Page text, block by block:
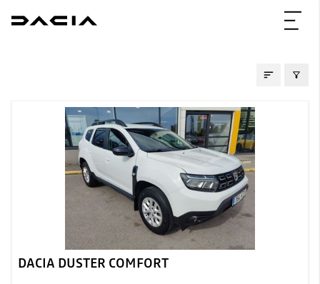
DACIA DUSTER COMFORT